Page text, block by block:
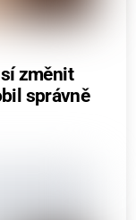
změnit
správně